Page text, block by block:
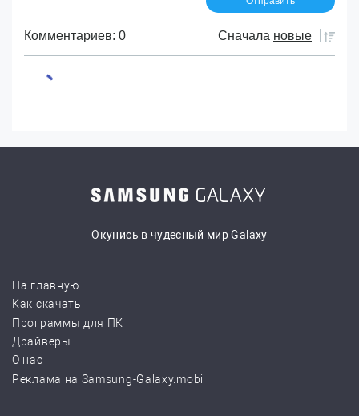
Комментариев: 0 Сначала новые
Окунись в чудесный мир Galaxy
На главную
Как скачать
Программы для ПК
Драйверы
О нас
Реклама на Samsung-Galaxy.mobi